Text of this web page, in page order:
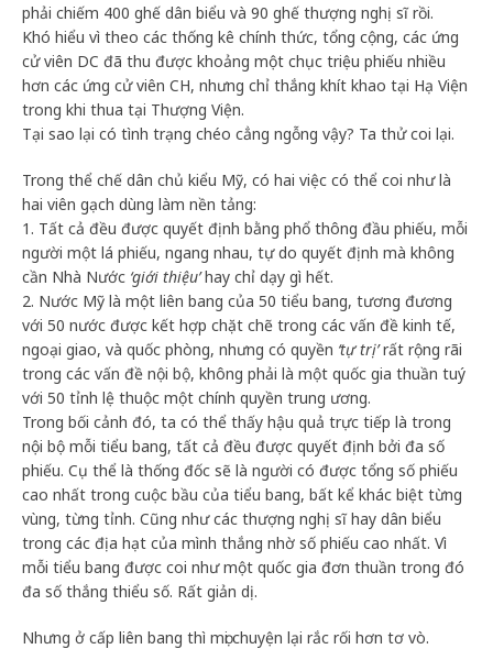
phải chiếm 400 ghế dân biểu và 90 ghế thượng nghị sĩ rồi.
Khó hiểu vì theo các thống kê chính thức, tổng cộng, các ứng
cử viên DC đã thu được khoảng một chục triệu phiếu nhiều
hơn các ứng cử viên CH, nhưng chỉ thắng khít khao tại Hạ Viện
trong khi thua tại Thượng Viện.
Tại sao lại có tình trạng chéo cẳng ngỗng vậy? Ta thử coi lại.
Trong thể chế dân chủ kiểu Mỹ, có hai việc có thể coi như là
hai viên gạch dùng làm nền tảng:
1. Tất cả đều được quyết định bằng phổ thông đầu phiếu, mỗi
người một lá phiếu, ngang nhau, tự do quyết định mà không
cần Nhà Nước ‘giới thiệu’hay chỉ dạy gì hết.
2. Nước Mỹ là một liên bang của 50 tiểu bang, tương đương
với 50 nước được kết hợp chặt chẽ trong các vấn đề kinh tế,
ngoại giao, và quốc phòng, nhưng có quyền ‘tự trị’rất rộng rãi
trong các vấn đề nội bộ, không phải là một quốc gia thuần tuý
với 50 tỉnh lệ thuộc một chính quyền trung ương.
Trong bối cảnh đó, ta có thể thấy hậu quả trực tiếp là trong
nội bộ mỗi tiểu bang, tất cả đều được quyết định bởi đa số
phiếu. Cụ thể là thống đốc sẽ là người có được tổng số phiếu
cao nhất trong cuộc bầu của tiểu bang, bất kể khác biệt từng
vùng, từng tỉnh. Cũng như các thượng nghị sĩ hay dân biểu
trong các địa hạt của mình thắng nhờ số phiếu cao nhất. Vì
mỗi tiểu bang được coi như một quốc gia đơn thuần trong đó
đa số thắng thiểu số. Rất giản dị.
Nhưng ở cấp liên bang thì mọi chuyện lại rắc rối hơn tơ vò.